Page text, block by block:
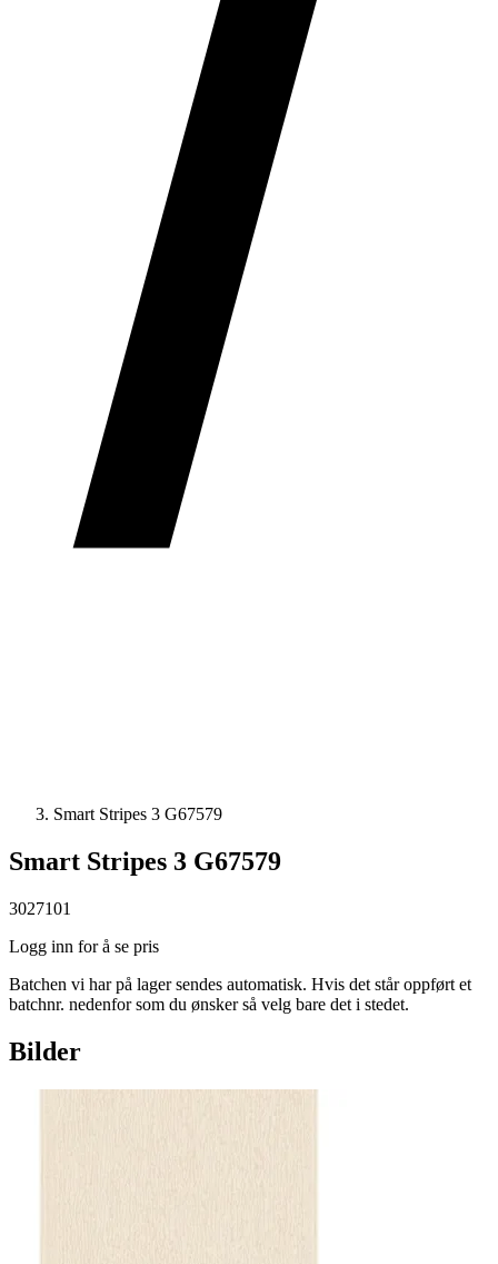
Smart Stripes 3 G67579
Smart Stripes 3 G67579
3027101
Logg inn for å se pris
Batchen vi har på lager sendes automatisk. Hvis det står oppført et
batchnr. nedenfor som du ønsker så velg bare det i stedet.
Bilder